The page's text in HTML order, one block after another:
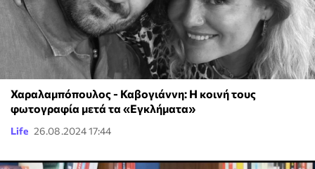
Χαραλαμπόπουλος - Καβογιάννη: Η κοινή τους
φωτογραφία μετά τα «Εγκλήματα»
Life 26.08.2024 17:44